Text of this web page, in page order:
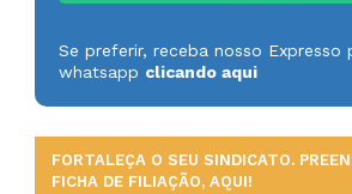
Se preferir, receba nosso Expresso
whatsapp clicando aqui
FORTALEÇA O SEU SINDICATO.
FICHA DE FILIAÇÃO, AQUI!